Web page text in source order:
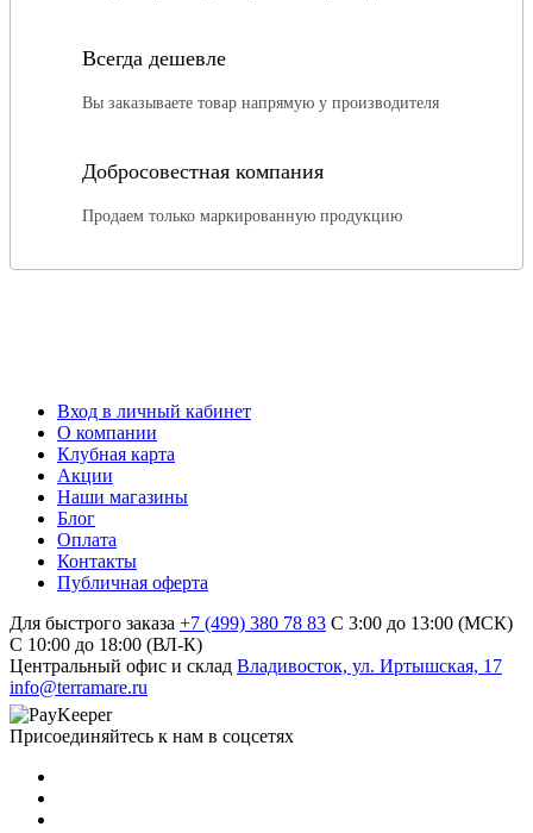
Всегда дешевле
Вы заказываете товар напрямую у производителя
Добросовестная компания
Продаем только маркированную продукцию
Вход в личный кабинет
О компании
Клубная карта
Акции
Наши магазины
Блог
Оплата
Контакты
Публичная оферта
Для быстрого заказа +7 (499) 380 78 83 С 3:00 до 13:00 (МСК)
C 10:00 до 18:00 (ВЛ-К)
Центральный офис и склад Владивосток, ул. Иртышская, 17
info@terramare.ru
Присоединяйтесь к нам в соцсетях